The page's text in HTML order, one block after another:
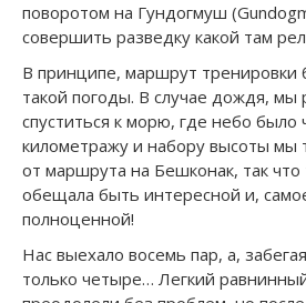
поворотом на Гундогмуш
совершить разведку какой там
В принципе, маршрут тренировки
такой погоды. В случае дождя, мы
спуститься к морю, где небо было
километражу и набору высоты мы
от маршрута на Бешконак, так что
обещала быть интересной и,
полноценной!
Нас выехало восемь пар, а,
только четыре… Легкий